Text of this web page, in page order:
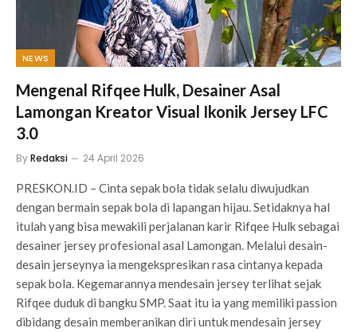
NEWS
Mengenal Rifqee Hulk, Desainer Asal
Lamongan Kreator Visual Ikonik Jersey LFC
3.0
ByRedaksi 24 April 2026
PRESKON.ID – Cinta sepak bola tidak selalu diwujudkan
dengan bermain sepak bola di lapangan hijau. Setidaknya hal
itulah yang bisa mewakili perjalanan karir Rifqee Hulk sebagai
desainer jersey profesional asal Lamongan. Melalui desain-
desain jerseynya ia mengekspresikan rasa cintanya kepada
sepak bola. Kegemarannya mendesain jersey terlihat sejak
Rifqee duduk di bangku SMP. Saat itu ia yang memiliki passion
dibidang desain memberanikan diri untuk mendesain jersey